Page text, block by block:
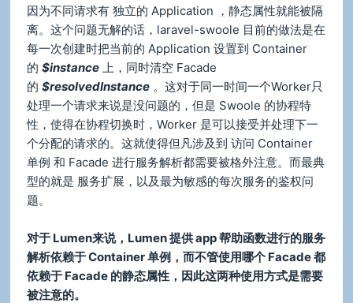
因为不同请求有 独立的 Application ，静态属性就能被隔
离。这个问题无解的话，laravel-swoole 目前的做法是在
每一次创建时把当前的 Application 设置到 Container
的$instance 上，同时清空 Facade
的$resolvedInstance 。这对于同一时间一个Worker只
处理一个请求来说是没问题的，但是 Swoole 的协程特
性，使得在协程切换时，Worker 是可以接受并处理下一
个分配的请求的。这就使得但凡涉及到 访问 Container
单例 和 Facade 进行服务解析都需要被格外注意。而最典
型的就是 服务扩展，以及最为敏感的每次服务的鉴权问
题。
对于 Lumen来说，Lumen 提供 app 帮助函数进行的服务
解析依赖于 Container 单例，而不管使用哪个 Facade 都
依赖于 Facade 的静态属性，因此这两种使用方式是需要
被注意的。